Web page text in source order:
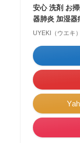
安心 洗剤 お
器肺炎 加湿器
UYEKI（ウエキ